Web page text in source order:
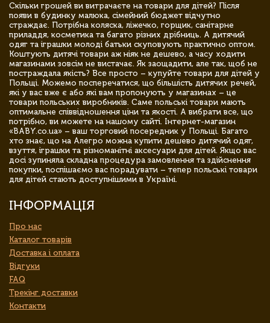
Скільки грошей ви витрачаєте на товари для дітей? Після
появи в будинку малюка, сімейний бюджет відчутно
страждає. Потрібна коляска, ліжечко, горщик, санітарне
приладдя, косметика та багато різних дрібниць. А дитячий
одяг та іграшки молоді батьки скуповують практично оптом.
Коштують дитячі товари аж ніяк не дешево, а часу ходити
магазинами зовсім не вистачає. Як заощадити, але так, щоб не
постраждала якість? Все просто – купуйте товари для дітей у
Польщі. Можемо посперечатися, що більшість дитячих речей,
які у вас вже є або які вам пропонують у магазинах – це
товари польських виробників. Саме польські товари мають
оптимальне співвідношення ціни та якості. А вибрати все, що
потрібно, ви можете на нашому сайті. Інтернет-магазин
«BABY.co.ua» – ваш торговий посередник у Польщі. Багато
хто знає, що на Алегро можна купити дешево дитячий одяг,
взуття, іграшки та різноманітні аксесуари для дітей. Якщо вас
досі зупиняла складна процедура замовлення та здійснення
покупки, поспішаємо вас порадувати – тепер польські товари
для дітей стають доступнішими в Україні.
ІНФОРМАЦІЯ
Про нас
Каталог товарів
Доставка і оплата
Відгуки
FAQ
Трекінг доставки
Контакти